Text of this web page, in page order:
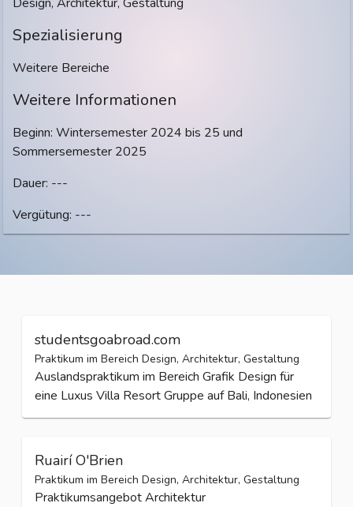
Spezialisierung
Weitere Bereiche
Weitere Informationen
Beginn: Wintersemester 2024 bis 25 und
Sommersemester 2025
Dauer: ---
Vergütung: ---
studentsgoabroad.com
Praktikum im Bereich Design, Architektur, Gestaltung
Auslandspraktikum im Bereich Grafik Design für
eine Luxus Villa Resort Gruppe auf Bali, Indonesien
Ruairí O'Brien
Praktikum im Bereich Design, Architektur, Gestaltung
Praktikumsangebot Architektur